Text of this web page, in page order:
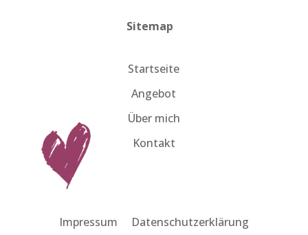
Sitemap
Startseite
Angebot
Über mich
Kontakt
Impressum Datenschutzerklärung